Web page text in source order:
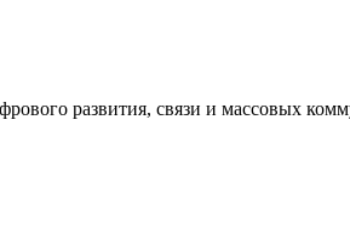
развития, связи и массовых